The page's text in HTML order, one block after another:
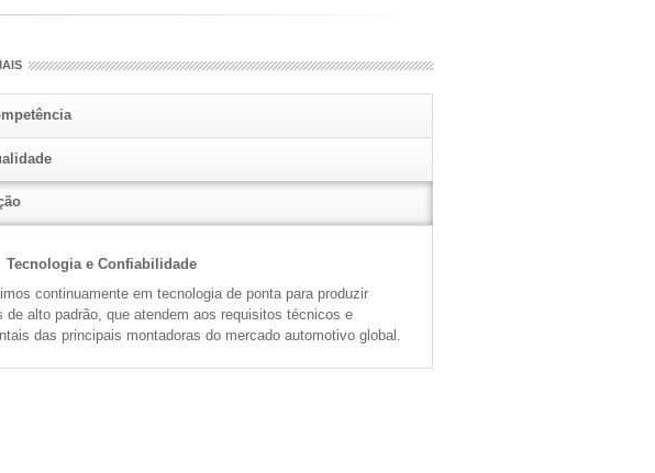
Tecnologia e Confiabilidade
continuamente em tecnologia de ponta para produzir
de alto padrão, que atendem aos requisitos técnicos e
das principais montadoras do mercado automotivo global.